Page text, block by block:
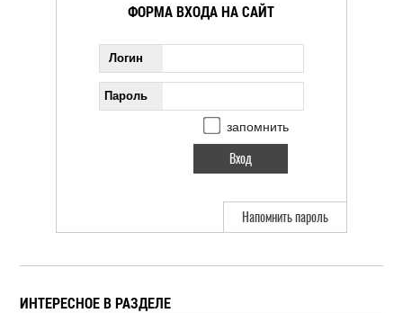
ФОРМА ВХОДА НА САЙТ
Логин
Пароль
запомнить
Напомнить пароль
ИНТЕРЕСНОЕ В РАЗДЕЛЕ